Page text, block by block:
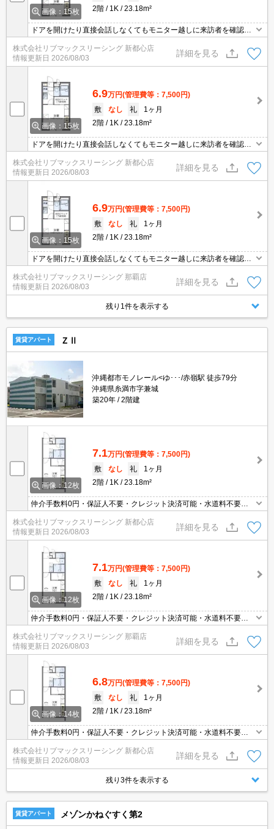
画像：15枚
2階
1K 23.18m²
ドアを開けたり直接会話しなくてもモニター越しに来訪者を確認で
きるモニター付きインターホンで防犯対策が可能です。洗濯物を外
干しすると雨に降られるのが心配という方も、この物件の浴室乾燥
機を使えば室内で素早く乾かせるので安心です。共用部には宅配ボ
ックスが備え付けられているため、非対面で荷物を受け取れます。
株式会社リブマックスリーシング 新都心店
情報更新日 2026/08/03
詳細を見る
画像：15枚
6.9万円(管理費等：7,500円)
敷
なし 礼
1ヶ月
2階
1K 23.18m²
ドアを開けたり直接会話しなくてもモニター越しに来訪者を確認で
きるモニター付きインターホンで防犯対策が可能です。洗濯物を外
干しすると雨に降られるのが心配という方も、この物件の浴室乾燥
機を使えば室内で素早く乾かせるので安心です。共用部には宅配ボ
ックスが備え付けられているため、非対面で荷物を受け取れます。
株式会社リブマックスリーシング 新都心店
情報更新日 2026/08/03
詳細を見る
画像：15枚
6.9万円(管理費等：7,500円)
敷
なし 礼
1ヶ月
2階
1K 23.18m²
ドアを開けたり直接会話しなくてもモニター越しに来訪者を確認で
きるモニター付きインターホンで防犯対策が可能です。洗濯物を外
干しすると雨に降られるのが心配という方も、この物件の浴室乾燥
機を使えば室内で素早く乾かせるので安心です。共用部には宅配ボ
ックスが備え付けられているため、非対面で荷物を受け取れます。
株式会社リブマックスリーシング 那覇店
情報更新日 2026/08/03
詳細を見る
残り1件を表示する
賃貸アパート ＺⅡ
沖縄都市モノレール<ゆ･･･/赤嶺駅 徒歩79分
沖縄県糸満市字兼城
築20年
2階建
画像：12枚
7.1万円(管理費等：7,500円)
敷
なし 礼
1ヶ月
2階
1K 23.18m²
仲介手数料0円・保証人不要・クレジット決済可能・水道料不要・
宅配ボックス・人気の家具家電付き物件
株式会社リブマックスリーシング 新都心店
情報更新日 2026/08/03
詳細を見る
画像：12枚
7.1万円(管理費等：7,500円)
敷
なし 礼
1ヶ月
2階
1K 23.18m²
仲介手数料0円・保証人不要・クレジット決済可能・水道料不要・
宅配ボックス・人気の家具家電付き物件
株式会社リブマックスリーシング 那覇店
情報更新日 2026/08/03
詳細を見る
画像：14枚
6.8万円(管理費等：7,500円)
敷
なし 礼
1ヶ月
2階
1K 23.18m²
仲介手数料0円・保証人不要・クレジット決済可能・水道料不要・
宅配ボックス・人気の家具家電付き物件
株式会社リブマックスリーシング 新都心店
情報更新日 2026/08/03
詳細を見る
残り3件を表示する
賃貸アパート メゾンかねぐすく第2